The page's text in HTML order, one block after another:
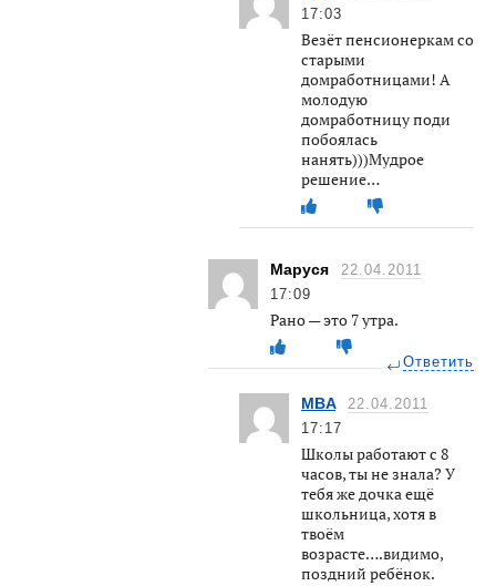
17:03
Везёт пенсионеркам со
старыми
домработницами! А
молодую
домработницу поди
побоялась
нанять)))Мудрое
решение…
Маруся
22.04.2011
17:09
Рано — это 7 утра.
Ответить
MBA
22.04.2011
17:17
Школы работают с 8
часов, ты не знала? У
тебя же дочка ещё
школьница, хотя в
твоём
возрасте….видимо,
поздний ребёнок.